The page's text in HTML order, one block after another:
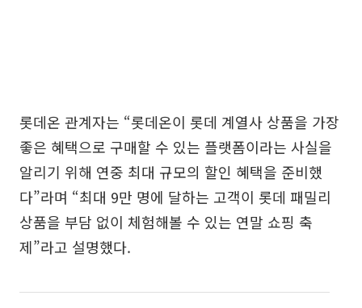
롯데온 관계자는 “롯데온이 롯데 계열사 상품을 가장
좋은 혜택으로 구매할 수 있는 플랫폼이라는 사실을
알리기 위해 연중 최대 규모의 할인 혜택을 준비했
다”라며 “최대 9만 명에 달하는 고객이 롯데 패밀리
상품을 부담 없이 체험해볼 수 있는 연말 쇼핑 축
제”라고 설명했다.